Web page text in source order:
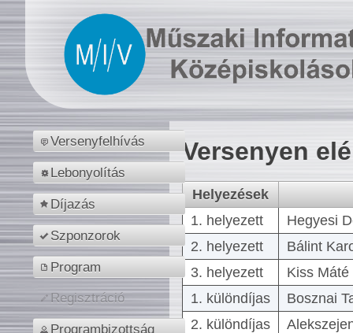
Versenyfelhívás
Lebonyolítás
Díjazás
Szponzorok
Program
Regisztráció
Programbizottság
Versenyen
Helyezések
1. helyezett
Hegyesi
2. helyezett
Bálint
3. helyezett
Kiss
1. különdíjas
Bosznai
2. különdíjas